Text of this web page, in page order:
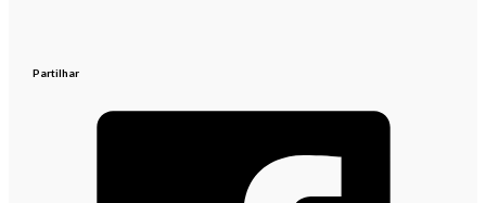
Partilhar